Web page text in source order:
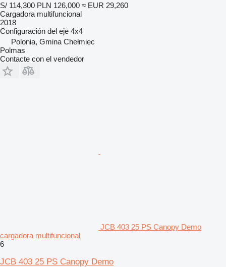
S/ 114,300 PLN 126,000 ≈ EUR 29,260
Cargadora multifuncional
2018
Configuración del eje 4x4
Polonia, Gmina Chełmiec
Polmas
Contacte con el vendedor
JCB 403 25 PS Canopy Demo
cargadora multifuncional
6
JCB 403 25 PS Canopy Demo